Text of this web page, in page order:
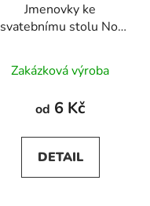
Jmenovky ke
svatebnímu stolu No.
Zakázková výroba
od 6 Kč
DETAIL